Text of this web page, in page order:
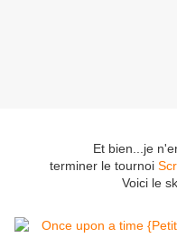
Et bien...je
terminer le tournoi
Voici le